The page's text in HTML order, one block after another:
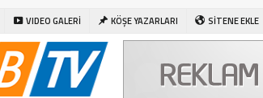
VIDEO GALERİ KÖŞE YAZARLARI SİTENE EKLE